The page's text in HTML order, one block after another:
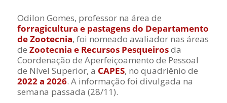
Odilon Gomes, professor na área de
forragicultura e pastagens do Departamento
de Zootecnia, foi nomeado avaliador nas áreas
de Zootecnia e Recursos Pesqueirosda
Coordenação de Aperfeiçoamento de Pessoal
de Nível Superior, a CAPES, no quadriênio de
2022 a 2026. A informação foi divulgada na
semana passada (28/11).